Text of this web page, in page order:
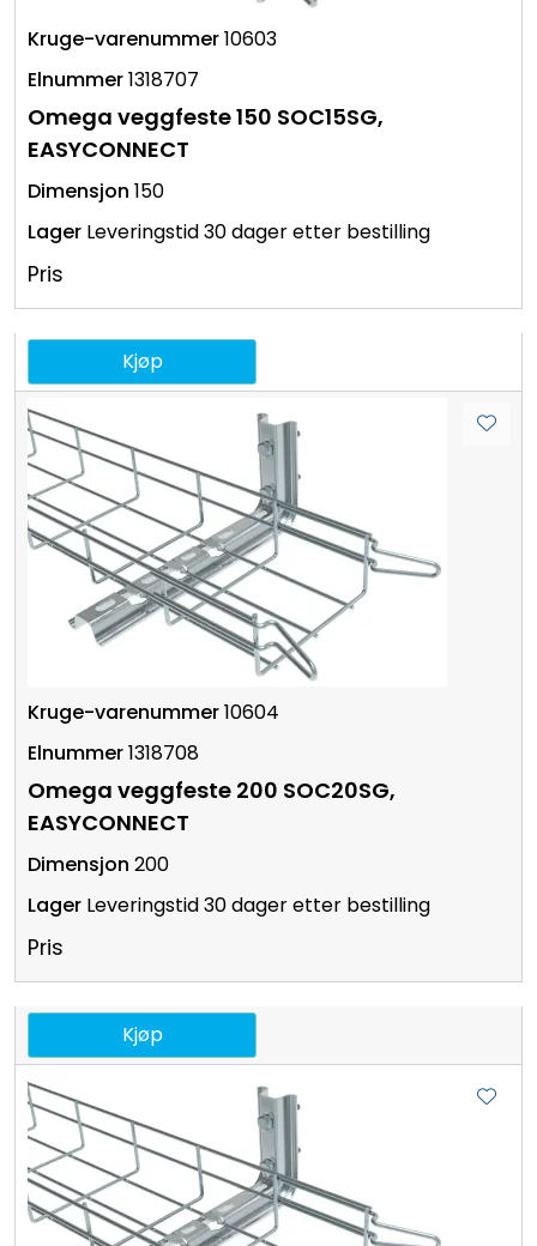
10603
1318707
Omega veggfeste 150 SOC15SG,
EASYCONNECT
150
Leveringstid 30 dager etter bestilling
Pris
Kjøp
10604
1318708
Omega veggfeste 200 SOC20SG,
EASYCONNECT
200
Leveringstid 30 dager etter bestilling
Pris
Kjøp